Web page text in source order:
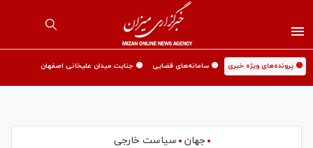
🟡 پرونده‌های ویژه خبری 🟡 سامانه‌های قضایی 🟡 جنایت میدان علیخانی اصفهان
جهان
سیاست خارجی